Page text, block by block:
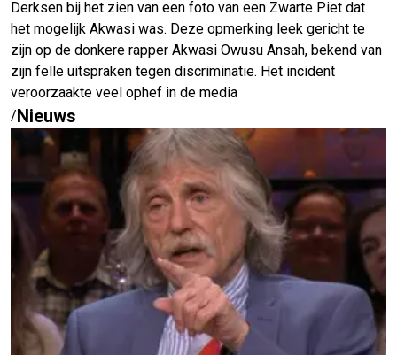
Derksen bij het zien van een foto van een Zwarte Piet dat
het mogelijk Akwasi was. Deze opmerking leek gericht te
zijn op de donkere rapper Akwasi Owusu Ansah, bekend van
zijn felle uitspraken tegen discriminatie. Het incident
veroorzaakte veel ophef in de media
/Nieuws